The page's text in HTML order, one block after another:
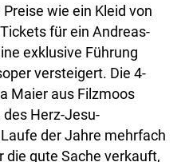
wie ein Kleid von
für ein Andreas-
exklusive Führung
versteigert. Die 4-
Maier aus Filzmoos
Herz-Jesu-
der Jahre mehrfach
die gute Sache verkauft,